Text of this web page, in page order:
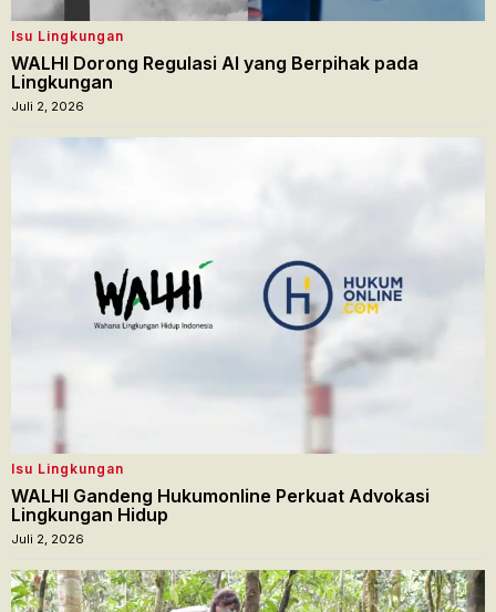
Isu Lingkungan
WALHI Dorong Regulasi AI yang Berpihak pada
Lingkungan
Juli 2, 2026
Isu Lingkungan
WALHI Gandeng Hukumonline Perkuat Advokasi
Lingkungan Hidup
Juli 2, 2026